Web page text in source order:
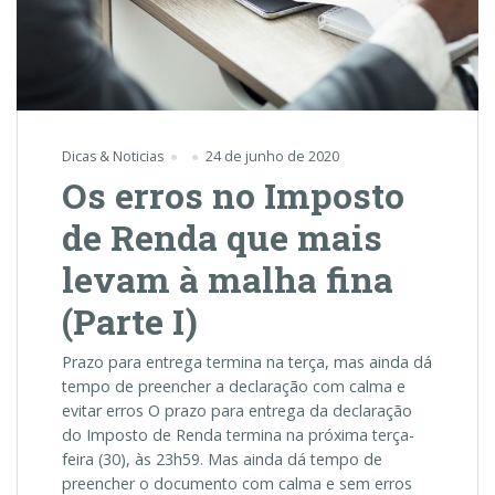
Dicas & Noticias 24 de junho de 2020
Os erros no Imposto
de Renda que mais
levam à malha fina
(Parte I)
Prazo para entrega termina na terça, mas ainda dá
tempo de preencher a declaração com calma e
evitar erros O prazo para entrega da declaração
do Imposto de Renda termina na próxima terça-
feira (30), às 23h59. Mas ainda dá tempo de
preencher o documento com calma e sem erros